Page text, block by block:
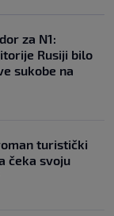
za N1:
Rusiji bilo
sukobe na
turistički
čeka svoju